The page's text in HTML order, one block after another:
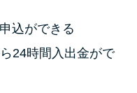
込ができる
24時間入出金がで